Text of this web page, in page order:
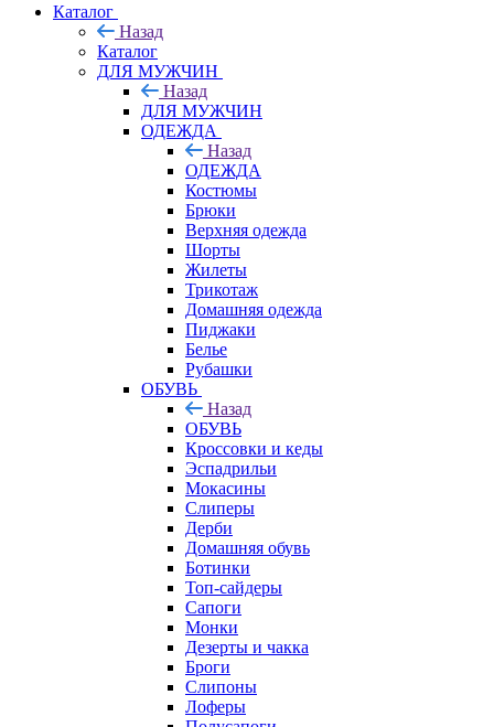
Каталог
Назад
Каталог
ДЛЯ МУЖЧИН
Назад
ДЛЯ МУЖЧИН
ОДЕЖДА
Назад
ОДЕЖДА
Костюмы
Брюки
Верхняя одежда
Шорты
Жилеты
Трикотаж
Домашняя одежда
Пиджаки
Белье
Рубашки
ОБУВЬ
Назад
ОБУВЬ
Кроссовки и кеды
Эспадрильи
Мокасины
Слиперы
Дерби
Домашняя обувь
Ботинки
Топ-сайдеры
Сапоги
Монки
Дезерты и чакка
Броги
Слипоны
Лоферы